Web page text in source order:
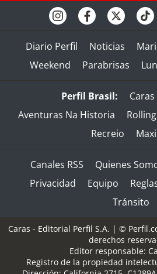
Diario Perfil Noticias
Weekend
Parabrisas
Perfil Brasil: Caras
Aventuras Na Historia
Recreio
Canales RSS Quienes
Privacidad
Equipo
Tránsito
Caras - Editorial Perfil S.A. | ©
derechos
Editor responsable:
Registro de la propiedad